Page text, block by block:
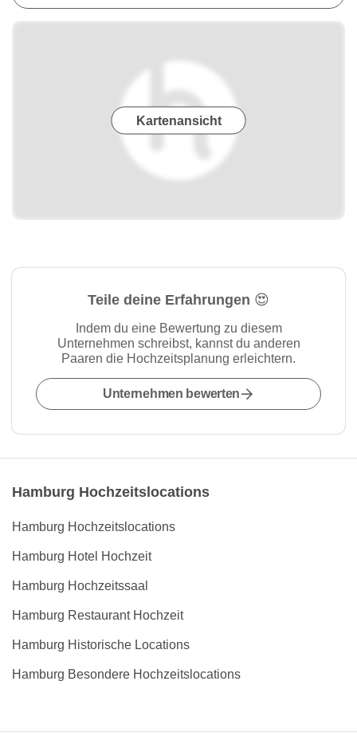
Kartenansicht
Teile deine Erfahrungen 😍
Indem du eine Bewertung zu diesem
Unternehmen schreibst, kannst du anderen
Paaren die Hochzeitsplanung erleichtern.
Unternehmen bewerten
Hamburg Hochzeitslocations
Hamburg Hochzeitslocations
Hamburg Hotel Hochzeit
Hamburg Hochzeitssaal
Hamburg Restaurant Hochzeit
Hamburg Historische Locations
Hamburg Besondere Hochzeitslocations